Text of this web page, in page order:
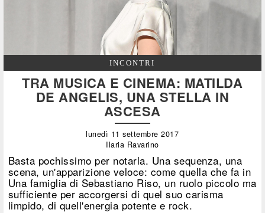
INCONTRI
TRA MUSICA E CINEMA: MATILDA
DE ANGELIS, UNA STELLA IN
ASCESA
lunedì 11 settembre 2017
Ilaria Ravarino
Basta pochissimo per notarla. Una sequenza, una
scena, un'apparizione veloce: come quella che fa in
Una famiglia di Sebastiano Riso, un ruolo piccolo ma
sufficiente per accorgersi di quel suo carisma
limpido, di quell'energia potente e rock.